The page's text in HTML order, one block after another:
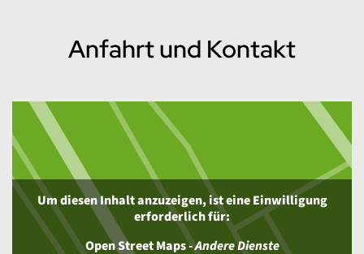
Anfahrt und Kontakt
Um diesen Inhalt anzuzeigen, ist eine Einwilligung
erforderlich für:
Open Street Maps-Andere Dienste